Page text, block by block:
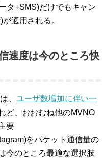
タ+SMS)だけでもキャン
適用される。
速度は今のところ快
、 ユーザ数増加に伴い一
ど、おおむね他のMVNO
要
をパケット通信量の
今のところ最適な選択肢